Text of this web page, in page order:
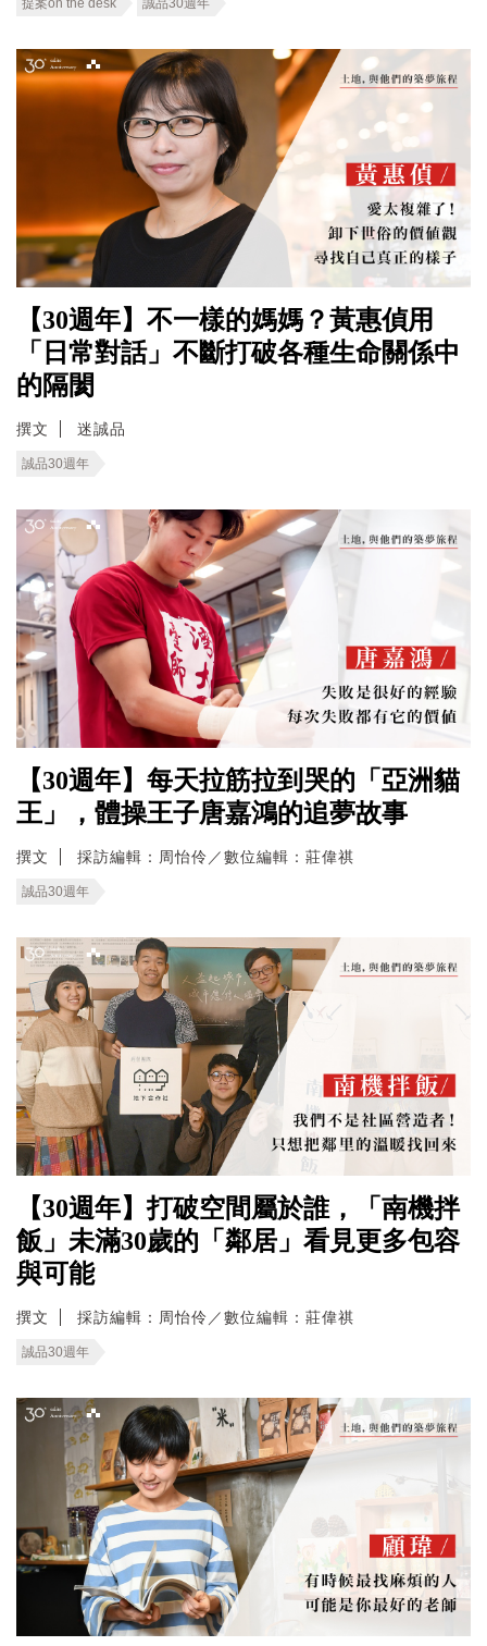
【30週年】不一樣的媽媽？黃惠偵用
「日常對話」不斷打破各種生命關係中
的隔閡
撰文 迷誠品
誠品30週年
【30週年】每天拉筋拉到哭的「亞洲貓
王」，體操王子唐嘉鴻的追夢故事
撰文 採訪編輯：周怡伶／數位編輯：莊偉祺
誠品30週年
【30週年】打破空間屬於誰，「南機拌
飯」未滿30歲的「鄰居」看見更多包容
與可能
撰文 採訪編輯：周怡伶／數位編輯：莊偉祺
誠品30週年